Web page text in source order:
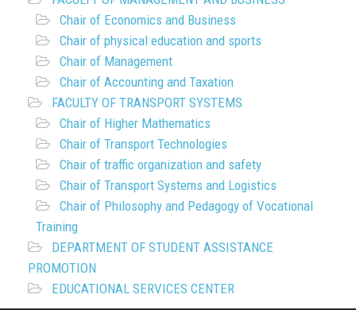
Chair of Economics and Business
Chair of physical education and sports
Chair of Management
Chair of Accounting and Taxation
FACULTY OF TRANSPORT SYSTEMS
Chair of Higher Mathematics
Chair of Transport Technologies
Chair of traffic organization and safety
Chair of Transport Systems and Logistics
Chair of Philosophy and Pedagogy of Vocational
Training
DEPARTMENT OF STUDENT ASSISTANCE
PROMOTION
EDUCATIONAL SERVICES CENTER